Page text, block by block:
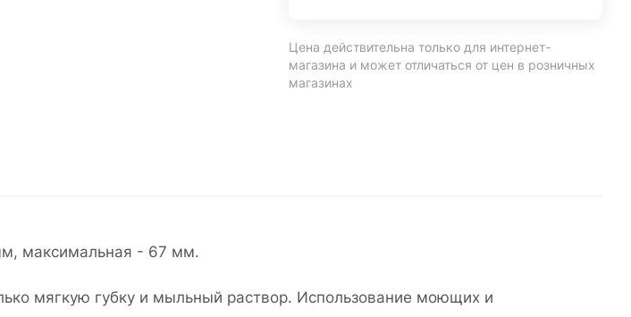
Цена действительна только для интернет-
магазина и может отличаться от цен в розничных
магазинах
максимальная - 67 мм.
мягкую губку и мыльный раствор. Использование моющих и